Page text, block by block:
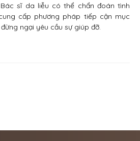
sĩ da liễu có thể chẩn đoán tình
cấp phương pháp tiếp cận mục
ngại yêu cầu sự giúp đỡ.